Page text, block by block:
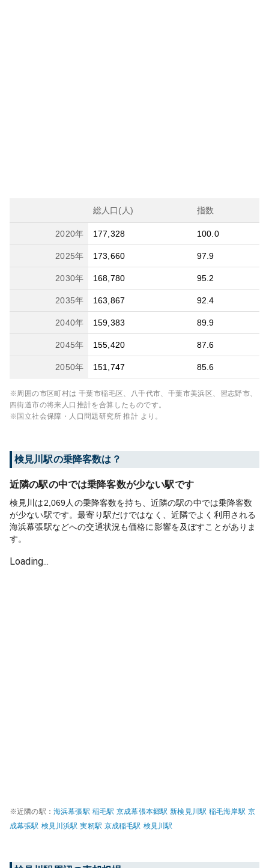
総人口(人) 指数
2020年 177,328 100.0
2025年 173,660 97.9
2030年 168,780 95.2
2035年 163,867 92.4
2040年 159,383 89.9
2045年 155,420 87.6
2050年 151,747 85.6
※周囲の市区町村は 千葉市稲毛区、八千代市、千葉市美浜区、習志野市、
四街道市の将来人口推計を合算したものです。
※国立社会保障・人口問題研究所 推計 より。
検見川駅の乗降客数は？
近隣の駅の中では乗降客数が少ない駅です
検見川は2,069人の乗降客数を持ち、近隣の駅の中では乗降客数
が少ない駅です。最寄り駅だけではなく、近隣でよく利用される
海浜幕張駅などへの交通状況も価格に影響を及ぼすことがありま
す。
Loading...
※近隣の駅： 海浜幕張駅 稲毛駅 京成幕張本郷駅 新検見川駅 稲毛海岸駅 京
成幕張駅 検見川浜駅 実籾駅 京成稲毛駅 検見川駅